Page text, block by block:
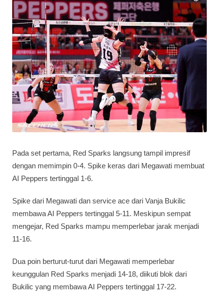
Pada set pertama, Red Sparks langsung tampil impresif
dengan memimpin 0-4. Spike keras dari Megawati membuat
AI Peppers tertinggal 1-6.
Spike dari Megawati dan service ace dari Vanja Bukilic
membawa AI Peppers tertinggal 5-11. Meskipun sempat
mengejar, Red Sparks mampu memperlebar jarak menjadi
11-16.
Dua poin berturut-turut dari Megawati memperlebar
keunggulan Red Sparks menjadi 14-18, diikuti blok dari
Bukilic yang membawa AI Peppers tertinggal 17-22.